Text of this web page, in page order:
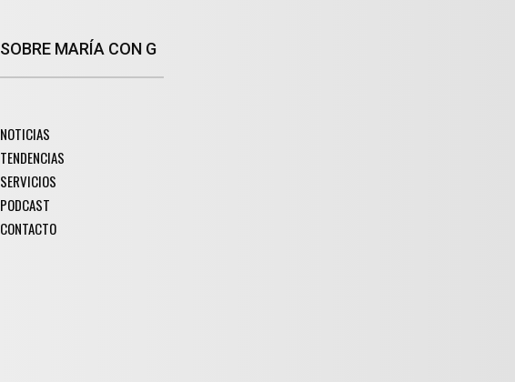
SOBRE MARÍA CON G
NOTICIAS
TENDENCIAS
SERVICIOS
PODCAST
CONTACTO